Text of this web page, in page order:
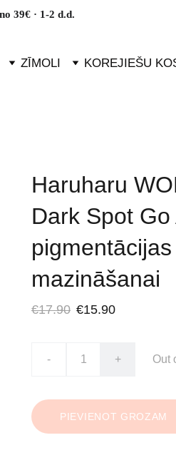
39€ · 1-2 d.d.
ZĪMOLI KOREJIEŠU
Haruharu
Dark Spot
mazināšanai
€17.90 €15.90
- + Out
PIEVIENOT GROZAM